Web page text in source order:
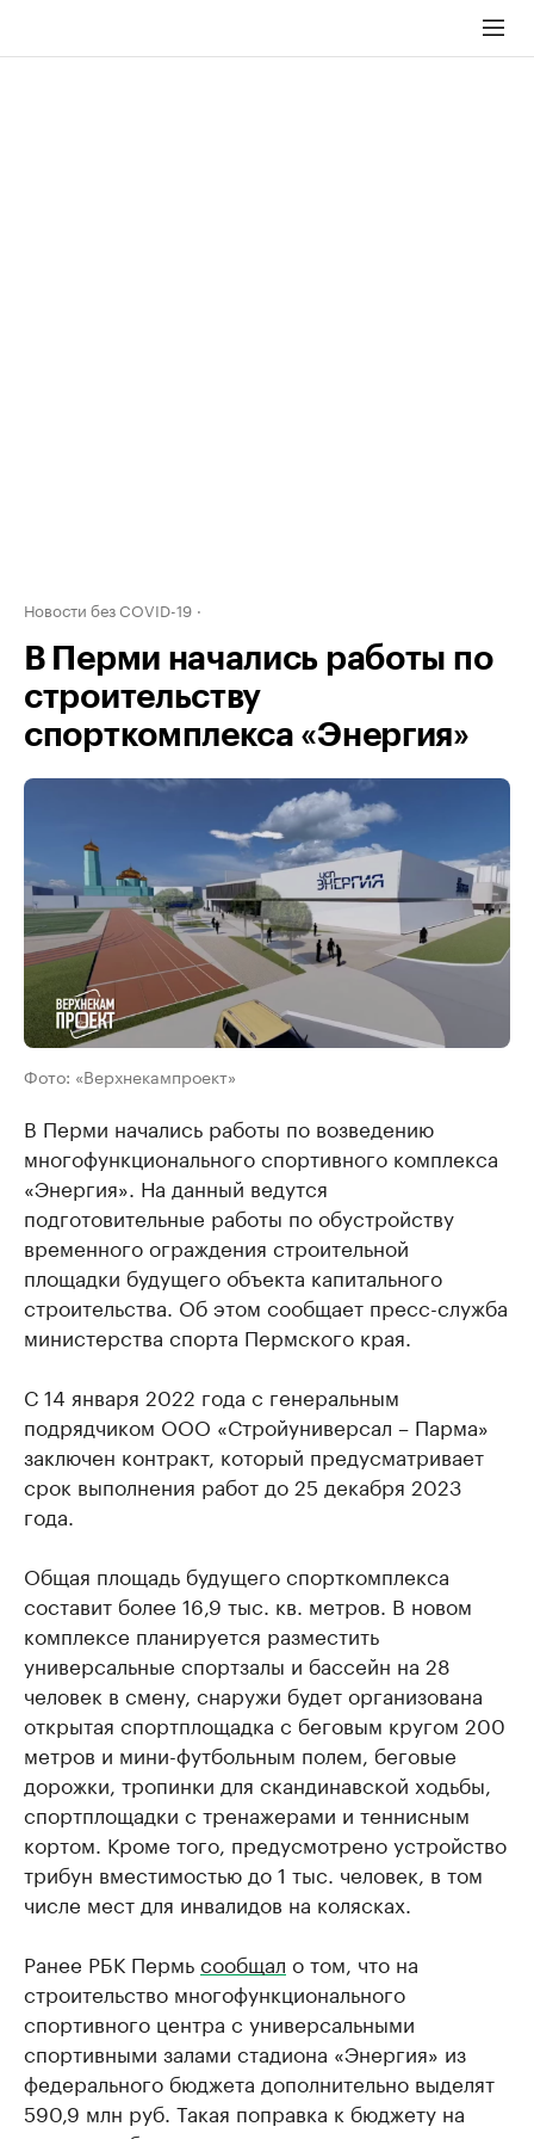
Новости без COVID-19
В Перми начались работы по
строительству
спорткомплекса «Энергия»
Фото: «Верхнекампроект»
В Перми начались работы по возведению
многофункционального спортивного комплекса
«Энергия». На данный ведутся
подготовительные работы по обустройству
временного ограждения строительной
площадки будущего объекта капитального
строительства. Об этом сообщает пресс-служба
министерства спорта Пермского края.
С 14 января 2022 года с генеральным
подрядчиком ООО «Стройуниверсал – Парма»
заключен контракт, который предусматривает
срок выполнения работ до 25 декабря 2023
года.
Общая площадь будущего спорткомплекса
составит более 16,9 тыс. кв. метров. В новом
комплексе планируется разместить
универсальные спортзалы и бассейн на 28
человек в смену, снаружи будет организована
открытая спортплощадка с беговым кругом 200
метров и мини-футбольным полем, беговые
дорожки, тропинки для скандинавской ходьбы,
спортплощадки с тренажерами и теннисным
кортом. Кроме того, предусмотрено устройство
трибун вместимостью до 1 тыс. человек, в том
числе мест для инвалидов на колясках.
Ранее РБК Пермьсообщал о том, что на
строительство многофункционального
спортивного центра с универсальными
спортивными залами стадиона «Энергия» из
федерального бюджета дополнительно выделят
590,9 млн руб. Такая поправка к бюджету на